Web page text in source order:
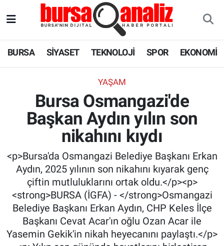
BURSA SİYASET TEKNOLOJİ SPOR EKONOMİ
YAŞAM
Bursa Osmangazi'de
Başkan Aydın yılın son
nikahını kıydı
<p>Bursa'da Osmangazi Belediye Başkanı Erkan
Aydın, 2025 yılının son nikahını kıyarak genç
çiftin mutluluklarını ortak oldu.</p><p>
<strong>BURSA (İGFA) - </strong>Osmangazi
Belediye Başkanı Erkan Aydın, CHP Keles İlçe
Başkanı Cevat Acar'ın oğlu Ozan Acar ile
Yasemin Gekik'in nikah heyecanını paylaştı.</p>
SPOR
EKONOMİ
SAĞLIK
ASTROLOJİ
BLOG
Süper Lig Puan Durumu ve Fikstür
Tüm Manşetler
Son Dakika Haberleri
Haber Arşivi